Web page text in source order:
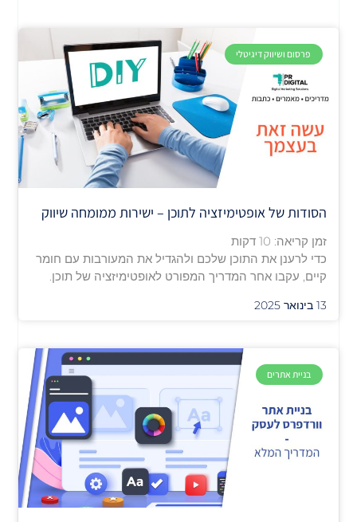
פרסום ושיווק דיגיטלי
הסודות של אופטימיזציה לתוכן – ישירות ממומחה שיווק
זמן קריאה: 10 דקות
כדי לרענן את התוכן שלכם ולהגדיל את המעורבות עם חומר
קיים, עקבו אחר המדריך המפורט לאופטימיזציה של תוכן.
13 בינואר 2025
בניית אתרים